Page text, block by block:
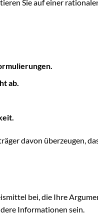
Sie auf einer
ab.
davon überzeugen,
bei, die Ihre
Informationen sein.